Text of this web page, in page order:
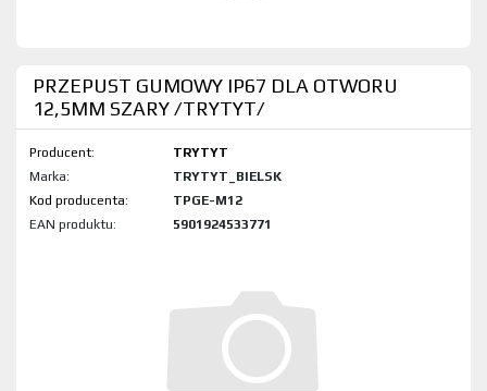
PRZEPUST GUMOWY IP67 DLA OTWORU
12,5MM SZARY /TRYTYT/
Producent:
TRYTYT
Marka:
TRYTYT_BIELSK
Kod produktu:
TPGE-M12
EAN produktu:
5901924533771